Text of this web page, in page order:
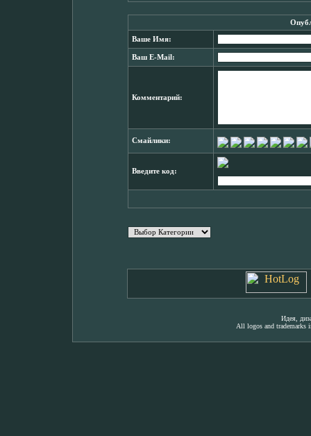
Ваше Имя:
Ваш E-Mail:
Комментарий:
Смайлики:
Введите код:
Идея,
All logos and trademarks